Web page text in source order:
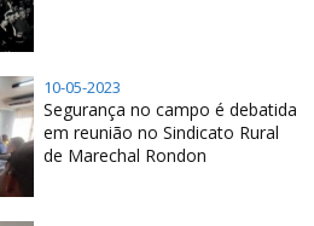
10-05-2023
Segurança no campo é debatida
em reunião no Sindicato Rural
de Marechal Rondon